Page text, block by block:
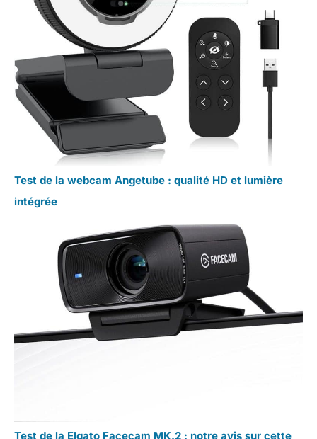
Test de la webcam Angetube : qualité HD et lumière
intégrée
Test de la Elgato Facecam MK.2 : notre avis sur cette